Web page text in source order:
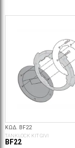
ΚΩΔ. BF22
TANKLOCK KIT GIVI
BF22